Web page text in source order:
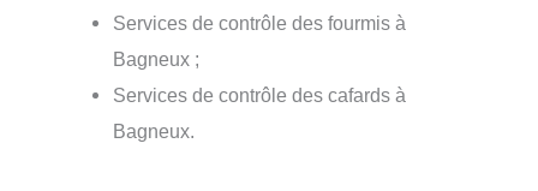
Services de contrôle des fourmis à
Bagneux ;
Services de contrôle des cafards à
Bagneux.